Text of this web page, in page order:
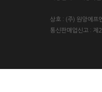
상호 : (주) 원앙에
통신판매업신고 :